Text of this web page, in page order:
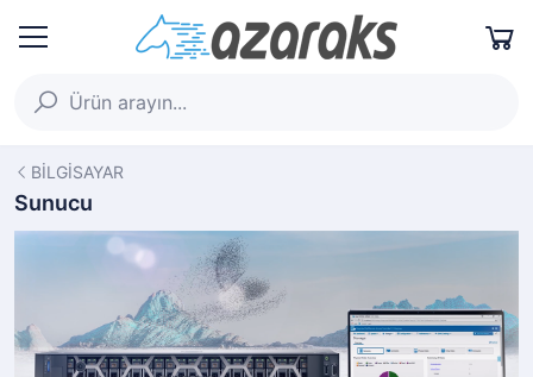
BİLGİSAYAR
Sunucu